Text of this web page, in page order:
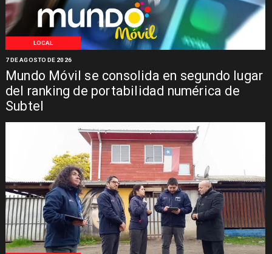
LOCAL
Mundo Móvil se consolida en segundo lugar
del ranking de portabilidad numérica de
Subtel
7 DE AGOSTO DE 2026